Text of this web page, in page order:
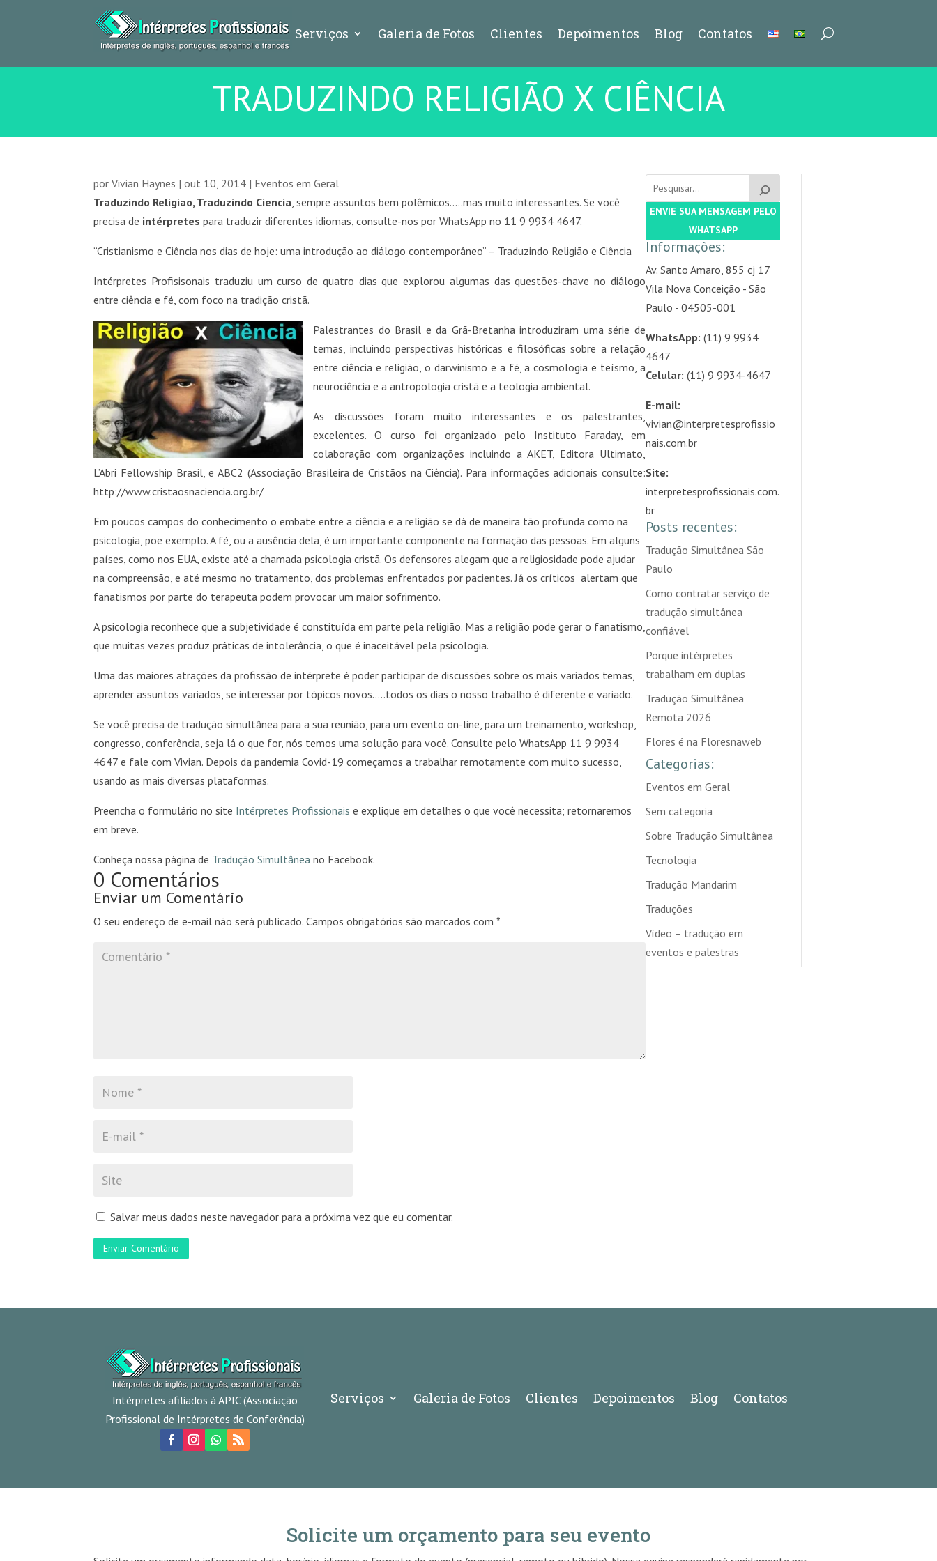
Serviços Galeria de Fotos Clientes Depoimentos Blog Contatos
TRADUZINDO RELIGIÃO X CIÊNCIA
porVivian Haynes |out 10, 2014 | Eventos em Geral
Traduzindo Religiao, Traduzindo Ciencia , sempre assuntos bem polêmicos…..mas muito interessantes. Se você
precisa de intérpretes para traduzir diferentes idiomas, consulte-nos por WhatsApp no 11 9 9934 4647.
“Cristianismo e Ciência nos dias de hoje: uma introdução ao diálogo contemporâneo” – Traduzindo Religião e Ciência
Intérpretes Profisisonais traduziu um curso de quatro dias que explorou algumas das questões-chave no diálogo
entre ciência e fé, com foco na tradição cristã.
Palestrantes do Brasil e da Grã-Bretanha introduziram uma série de
temas, incluindo perspectivas históricas e filosóficas sobre a relação
entre ciência e religião, o darwinismo e a fé, a cosmologia e teísmo, a
neurociência e a antropologia cristã e a teologia ambiental.
As discussões foram muito interessantes e os palestrantes,
excelentes. O curso foi organizado pelo Instituto Faraday, em
colaboração com organizações incluindo a AKET, Editora Ultimato,
L’Abri Fellowship Brasil, e ABC2 (Associação Brasileira de Cristãos na Ciência). Para informações adicionais consulte:
http://www.cristaosnaciencia.org.br/
Em poucos campos do conhecimento o embate entre a ciência e a religião se dá de maneira tão profunda como na
psicologia, poe exemplo. A fé, ou a ausência dela, é um importante componente na formação das pessoas. Em alguns
países, como nos EUA, existe até a chamada psicologia cristã. Os defensores alegam que a religiosidade pode ajudar
na compreensão, e até mesmo no tratamento, dos problemas enfrentados por pacientes. Já os críticos alertam que
fanatismos por parte do terapeuta podem provocar um maior sofrimento.
A psicologia reconhece que a subjetividade é constituída em parte pela religião. Mas a religião pode gerar o fanatismo,
que muitas vezes produz práticas de intolerância, o que é inaceitável pela psicologia.
Uma das maiores atrações da profissão de intérprete é poder participar de discussões sobre os mais variados temas,
aprender assuntos variados, se interessar por tópicos novos…..todos os dias o nosso trabalho é diferente e variado.
Se você precisa de tradução simultânea para a sua reunião, para um evento on-line, para um treinamento, workshop,
congresso, conferência, seja lá o que for, nós temos uma solução para você. Consulte pelo WhatsApp 11 9 9934
4647 e fale com Vivian. Depois da pandemia Covid-19 começamos a trabalhar remotamente com muito sucesso,
usando as mais diversas plataformas.
Preencha o formulário no site Intérpretes Profissionais e explique em detalhes o que você necessita; retornaremos
em breve.
Conheça nossa página de Tradução Simultânea no Facebook.
0 Comentários
Enviar um Comentário
O seu endereço de e-mail não será publicado. Campos obrigatórios são marcados com*
Salvar meus dados neste navegador para a próxima vez que eu comentar.
Enviar Comentário
ENVIE SUA MENSAGEM PELO
WHATSAPP
Informações:
Av. Santo Amaro, 855 cj 17
Vila Nova Conceição - São
Paulo - 04505-001
WhatsApp: (11) 9 9934
4647
Celular: (11) 9 9934-4647
E-mail:
vivian@interpretesprofissio
nais.com.br
Site:
interpretesprofissionais.com.
br
Posts recentes:
Tradução Simultânea São
Paulo
Como contratar serviço de
tradução simultânea
confiável
Porque intérpretes
trabalham em duplas
Tradução Simultânea
Remota 2026
Flores é na Floresnaweb
Categorias:
Eventos em Geral
Sem categoria
Sobre Tradução Simultânea
Tecnologia
Tradução Mandarim
Traduções
Vídeo – tradução em
eventos e palestras
Intérpretes afiliados à APIC (Associação
Profissional de Intérpretes de Conferência)
Serviços Galeria de Fotos Clientes Depoimentos Blog Contatos
Solicite um orçamento para seu evento